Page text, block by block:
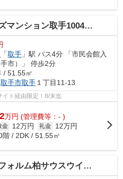
ンション取手1004号室
「取手 」駅 バス4分 「市民会館入
市）」 停歩2分
/ 51.55㎡
取手市取手 １丁目11-13
ト経由限定！8/末迄
万円 (管理費等：- )
金 12万円 礼金
12万円
階 / 2DK / 51.55㎡
ルム柏サウスウイング